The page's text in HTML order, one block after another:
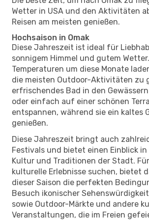
Wetter in USA und den Aktivitäten
Reisen am meisten genießen.
Hochsaison in Omak
Diese Jahreszeit ist ideal für
sonnigem Himmel und gutem
Temperaturen um diese Monate
die meisten Outdoor-Aktivitäten zu
erfrischendes Bad in den
oder einfach auf einer schönen
entspannen, während sie ein kaltes
genießen.
Diese Jahreszeit bringt auch
Festivals und bietet einen Einblick
Kultur und Traditionen der Stadt.
kulturelle Erlebnisse suchen, bietet
dieser Saison die perfekten
Besuch ikonischer
sowie Outdoor-Märkte und andere
Veranstaltungen, die im Freien